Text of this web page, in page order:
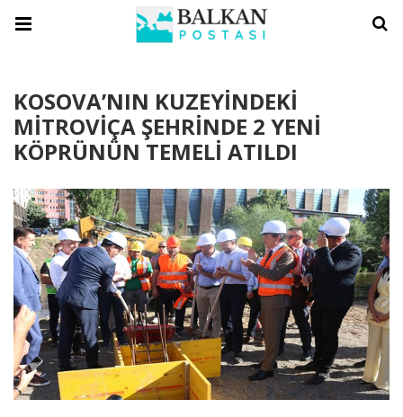
KOSOVA’NIN KUZEYİNDEKİ
MİTROVİÇA ŞEHRİNDE 2 YENİ
KÖPRÜNÜN TEMELİ ATILDI